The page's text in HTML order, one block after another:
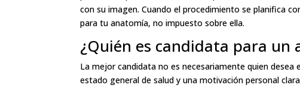
con su imagen. Cuando el procedimiento se planifica
para tu anatomía, no impuesto sobre ella.
¿Quién es candidata para un
La mejor candidata no es necesariamente quien
estado general de salud y una motivación personal